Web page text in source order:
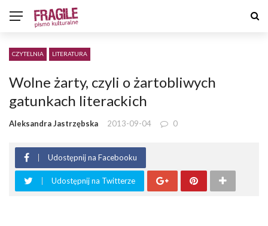
CZYTELNIA LITERATURA
Wolne żarty, czyli o żartobliwych
gatunkach literackich
Aleksandra Jastrzębska 2013-09-04 0
Udostępnij na Facebooku
Udostępnij na Twitterze